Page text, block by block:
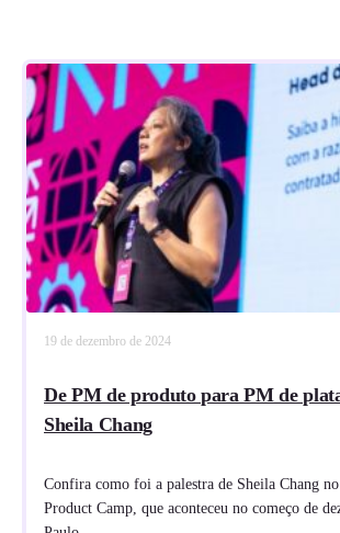
19 de dezembro de 2024
De PM de produto para PM de
Sheila Chang
Confira como foi a palestra de Sheila Chang
Product Camp, que aconteceu no começo de